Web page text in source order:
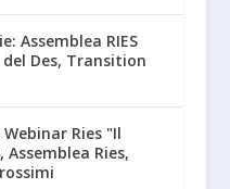
Assemblea RIES
Des, Transition
Webinar Ries "Il
Ries,